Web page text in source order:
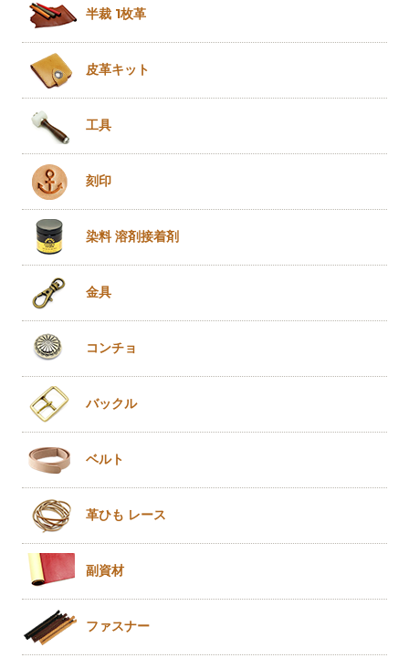
半裁 1枚革
皮革キット
工具
刻印
染料 溶剤接着剤
金具
コンチョ
バックル
ベルト
革ひも レース
副資材
ファスナー